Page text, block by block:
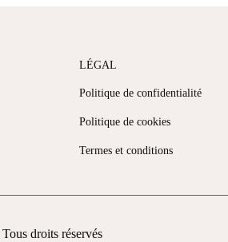
LÉGAL
Politique de confidentialité
Politique de cookies
Termes et conditions
Tous droits réservés